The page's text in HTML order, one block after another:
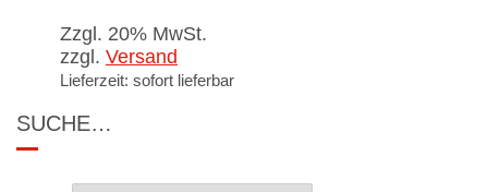
Zzgl. 20% MwSt.
zzgl. Versand
Lieferzeit: sofort lieferbar
SUCHE…